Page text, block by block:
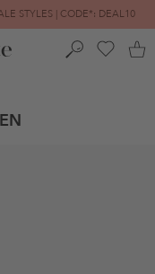
STYLES | CODE*: DEAL10